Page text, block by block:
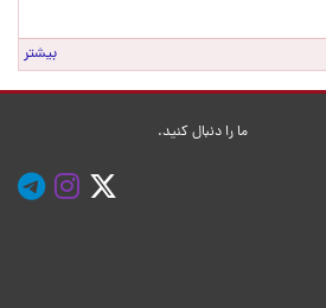
بیشتر
ما را دنبال کنید.